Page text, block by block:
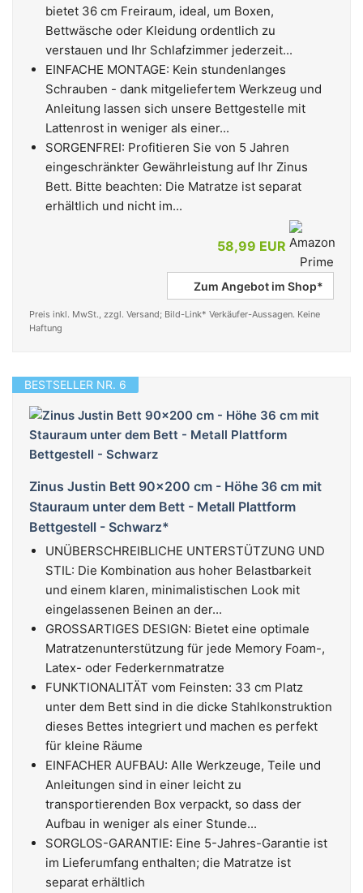
bietet 36 cm Freiraum, ideal, um Boxen,
Bettwäsche oder Kleidung ordentlich zu
verstauen und Ihr Schlafzimmer jederzeit...
EINFACHE MONTAGE: Kein stundenlanges
Schrauben - dank mitgeliefertem Werkzeug und
Anleitung lassen sich unsere Bettgestelle mit
Lattenrost in weniger als einer...
SORGENFREI: Profitieren Sie von 5 Jahren
eingeschränkter Gewährleistung auf Ihr Zinus
Bett. Bitte beachten: Die Matratze ist separat
erhältlich und nicht im...
58,99 EUR
Zum Angebot im Shop*
Preis inkl. MwSt., zzgl. Versand; Bild-Link* Verkäufer-Aussagen. Keine
Haftung
BESTSELLER NR. 6
Zinus Justin Bett 90x200 cm - Höhe 36 cm mit
Stauraum unter dem Bett - Metall Plattform
Bettgestell - Schwarz*
UNÜBERSCHREIBLICHE UNTERSTÜTZUNG UND
STIL: Die Kombination aus hoher Belastbarkeit
und einem klaren, minimalistischen Look mit
eingelassenen Beinen an der...
GROSSARTIGES DESIGN: Bietet eine optimale
Matratzenunterstützung für jede Memory Foam-,
Latex- oder Federkernmatratze
FUNKTIONALITÄT vom Feinsten: 33 cm Platz
unter dem Bett sind in die dicke Stahlkonstruktion
dieses Bettes integriert und machen es perfekt
für kleine Räume
EINFACHER AUFBAU: Alle Werkzeuge, Teile und
Anleitungen sind in einer leicht zu
transportierenden Box verpackt, so dass der
Aufbau in weniger als einer Stunde...
SORGLOS-GARANTIE: Eine 5-Jahres-Garantie ist
im Lieferumfang enthalten; die Matratze ist
separat erhältlich